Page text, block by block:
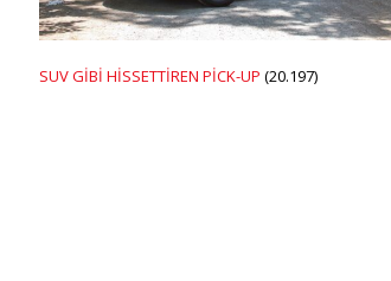
SUV GİBİ HİSSETTİREN PİCK-UP (20.197)